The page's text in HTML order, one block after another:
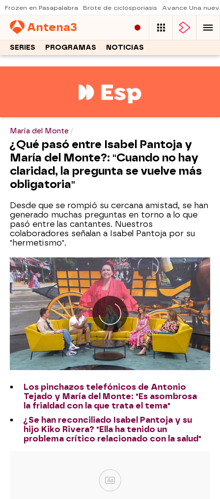
Frozen en Pasapalabra Brote de ciclosporiasis Avance Una
Antena3
SERIES PROGRAMAS NOTICIAS
María del Monte
¿Qué pasó entre Isabel Pantoja y
María del Monte?: "Cuando no hay
claridad, la pregunta se vuelve más
obligatoria"
Desde que se rompió su cercana amistad, se han
generado muchas preguntas en torno a lo que
pasó entre las cantantes. Nuestros
colaboradores señalan a Isabel Pantoja por su
"hermetismo".
Los pinchazos telefónicos de Antonio
Tejado y María del Monte: "Es asombrosa
la frialdad con la que trata el tema"
¿Se han reconciliado Isabel Pantoja y su
hijo Kiko Rivera? "Ella ha tenido un
problema crítico relacionado con la salud"
Ad